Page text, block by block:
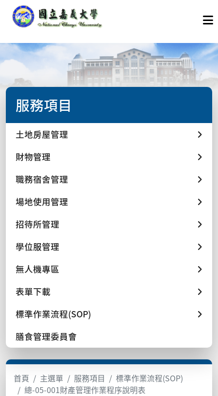
服務項目
土地房屋管理
財物管理
職務宿舍管理
場地使用管理
招待所管理
學位服管理
無人機專區
表單下載
標準作業流程(SOP)
膳食管理委員會
首頁 主選單 服務項目
標準作業流程(SOP)
總-05-001財產管理作業程序說明表